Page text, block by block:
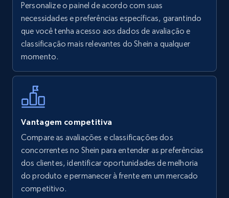
URL, Final price, Sku, Currency, Gtin,
Specifications, Image urls, Top reviews, and
more.
using specific category URL
URL, Final price, Sku, Currency, Gtin,
Specifications, Image urls, Top reviews, and
more.
5.6K+
Personalize o painel de acordo com suas
necessidades e preferências específicas, garantindo
que você tenha acesso aos dados de avaliação e
classificação mais relevantes do Shein a qualquer
momento.
Vantagem competitiva
Compare as avaliações e classificações dos
concorrentes no Shein para entender as preferências
dos clientes, identificar oportunidades de melhoria
do produto e permanecer à frente em um mercado
competitivo.